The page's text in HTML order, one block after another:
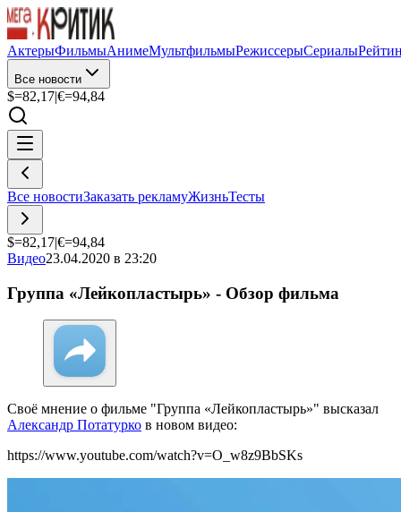
АктерыФильмыАнимеМультфильмыРежиссерыСериалы
Все новости
$=82,17|€=94,84
Все новостиЗаказать рекламуЖизньТесты
$=82,17|€=94,84
Видео23.04.2020 в 23:20
Группа «Лейкопластырь» - Обзор фильма
Своё мнение о фильме "Группа «Лейкопластырь»" высказал
Александр Потатурко в новом видео:
https://www.youtube.com/watch?v=O_w8z9BbSKs